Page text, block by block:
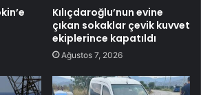
Kılıçdaroğlu’nun evine
çıkan sokaklar çevik kuvvet
ekiplerince kapatıldı
Ağustos 7, 2026